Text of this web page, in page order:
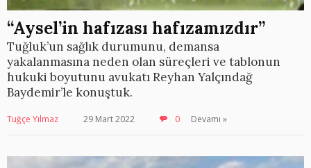
“Aysel’in hafızası hafızamızdır”
Tuğluk’un sağlık durumunu, demansa
yakalanmasına neden olan süreçleri ve tablonun
hukuki boyutunu avukatı Reyhan Yalçındağ
Baydemir’le konuştuk.
Tuğçe Yılmaz 29 Mart 2022 0 Devamı »